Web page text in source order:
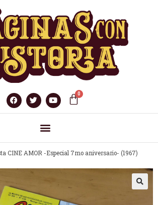
CINE AMOR -Especial 7mo aniversario- (1967)